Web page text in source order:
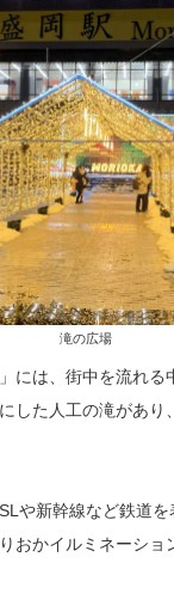
滝の広場
には、街中を流れる
した人工の滝があり
や新幹線など鉄道
おかイルミネーショ